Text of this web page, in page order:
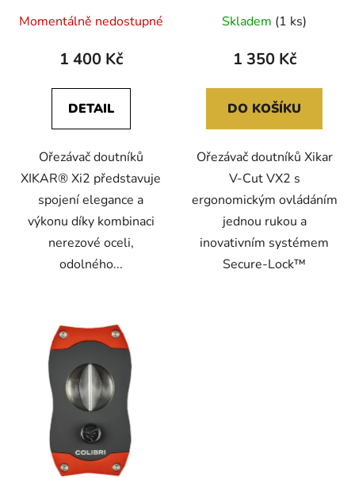
Momentálně nedostupné
1 400 Kč
DETAIL
Ořezávač doutníků
XIKAR® Xi2 představuje
spojení elegance a
výkonu díky kombinaci
nerezové oceli,
odolného...
Skladem (1 ks)
1 350 Kč
DO KOŠÍKU
Ořezávač doutníků Xikar
V-Cut VX2 s
ergonomickým ovládáním
jednou rukou a
inovativním systémem
Secure-Lock™